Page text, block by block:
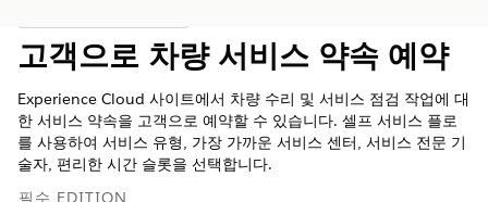
고객으로 차량 서비스 약속 예약
Experience Cloud 사이트에서 차량 수리 및 서비스 점검 작업에 대
한 서비스 약속을 고객으로 예약할 수 있습니다. 셀프 서비스 플로
를 사용하여 서비스 유형, 가장 가까운 서비스 센터, 서비스 전문 기
술자, 편리한 시간 슬롯을 선택합니다.
필수 EDITION